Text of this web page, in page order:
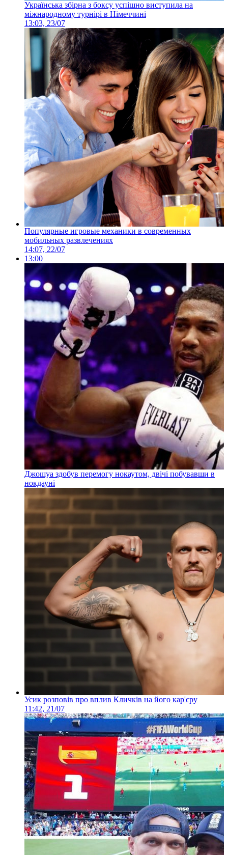
Українська збірна з боксу успішно виступила на
міжнародному турнірі в Німеччині
13:03, 23/07
Популярные игровые механики в современных
мобильных развлечениях
14:07, 22/07
13:00
Джошуа здобув перемогу нокаутом, двічі побувавши в
нокдауні
Усик розповів про вплив Кличків на його кар'єру
11:42, 21/07